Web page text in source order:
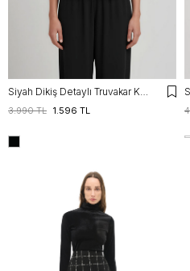
1.596 TL
3.990 TL